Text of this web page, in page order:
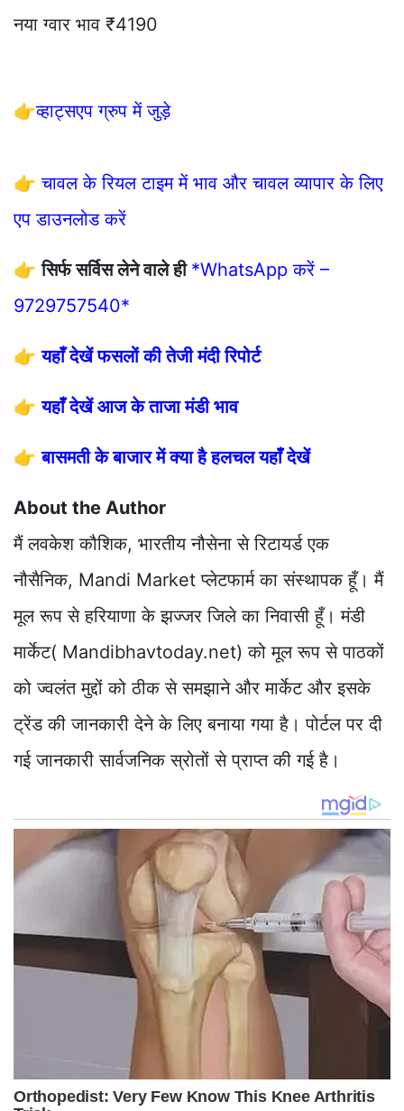
नया ग्वार भाव ₹4190
👉व्हाट्सएप ग्रुप में जुड़े
👉चावल के रियल टाइम में भाव और चावल व्यापार के लिए
एप डाउनलोड करें
👉सिर्फ सर्विस लेने वाले ही *WhatsApp करें –
9729757540*
👉यहाँ देखें फसलों की तेजी मंदी रिपोर्ट
👉यहाँ देखें आज के ताजा मंडी भाव
👉बासमती के बाजार में क्या है हलचल यहाँ देखें
About the Author
मैं लवकेश कौशिक, भारतीय नौसेना से रिटायर्ड एक
नौसैनिक, Mandi Market प्लेटफार्म का संस्थापक हूँ। मैं
मूल रूप से हरियाणा के झज्जर जिले का निवासी हूँ। मंडी
मार्केट( Mandibhavtoday.net) को मूल रूप से पाठकों
को ज्वलंत मुद्दों को ठीक से समझाने और मार्केट और इसके
ट्रेंड की जानकारी देने के लिए बनाया गया है। पोर्टल पर दी
गई जानकारी सार्वजनिक स्रोतों से प्राप्त की गई है।